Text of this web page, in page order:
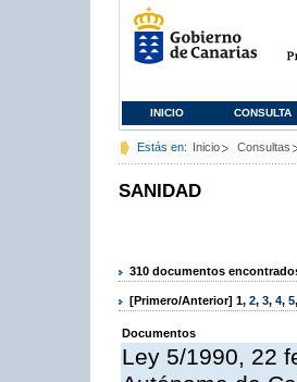
INICIO CONSULTA
Estás en: Inicio Consultas
SANIDAD
310 documentos
[Primero/Anterior] 1, 2, 3, 4, 5,
Documentos
Ley 5/1990, 22